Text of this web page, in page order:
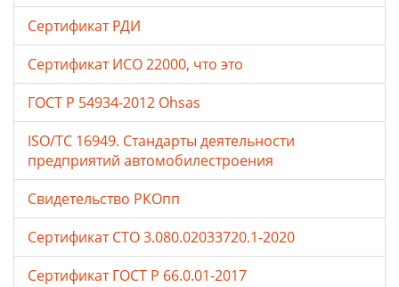
Сертификат РДИ
Сертификат ИСО 22000, что это
ГОСТ Р 54934-2012 Ohsas
ISO/TC 16949. Стандарты деятельности
предприятий автомобилестроения
Свидетельство РКОпп
Сертификат СТО 3.080.02033720.1-2020
Сертификат ГОСТ Р 66.0.01-2017